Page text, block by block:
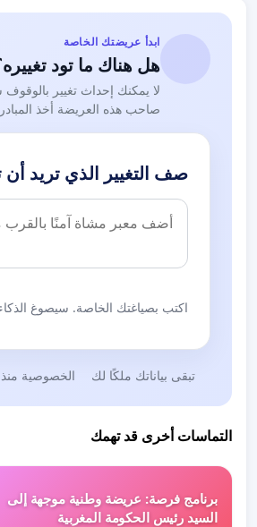
ابدأ عريضتك الخاصة
هل هناك ما تود
لا يمكنك إحداث تغيير بالوقوف
صاحب هذه العريضة أخذ
صف التغيير الذي تريد أن
اكتب بصياغتك الخاصة. سيصوغ
تبقى بياناتك ملكًا لك الخصوصية منذ
التماسات أخرى قد تهمك
برنامج فرصة: عريضة وطنية موجهة إلى
السيد رئيس الحكومة المغربية